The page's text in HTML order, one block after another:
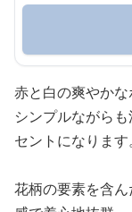
赤と白の爽やかな
シンプルながら
セントになります。
花柄の要素を含